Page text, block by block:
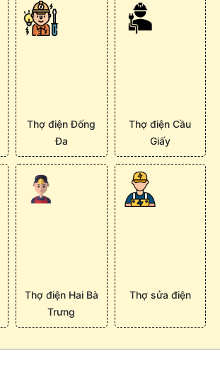
Thợ điện Đống
Đa
Thợ điện Cầu
Giấy
Thợ điện Hai Bà
Trưng
Thợ sửa điện